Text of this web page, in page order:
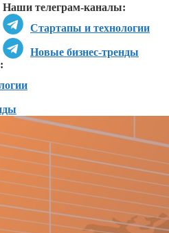
Наши телеграм-каналы:
Стартапы и технологии
Новые бизнес-тренды